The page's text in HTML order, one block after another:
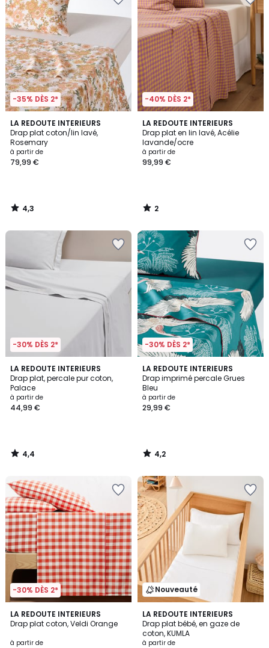
-35% DÈS 2*
LA REDOUTE INTERIEURS
Drap plat coton/lin lavé,
Rosemary
à partir de
79,99 €
4,3
/ 5
4,3
/
-40% DÈS 2*
LA REDOUTE INTERIEURS
Drap plat en lin lavé, Acélie
lavande/ocre
à partir de
99,99 €
2
/
5
2
/
-30% DÈS 2*
LA REDOUTE INTERIEURS
Drap plat, percale pur coton,
Palace
à partir de
44,99 €
4,4
/ 5
4,4
/
-30% DÈS 2*
LA REDOUTE INTERIEURS
Drap imprimé percale Grues
Bleu
à partir de
29,99 €
4,2
/ 5
4,2
/
-30% DÈS 2*
LA REDOUTE INTERIEURS
Drap plat coton, Veldi Orange
à partir de
5
/
Nouveauté
LA REDOUTE INTERIEURS
Drap plat bébé, en gaze de
coton, KUMLA
à partir de
4
Couleurs